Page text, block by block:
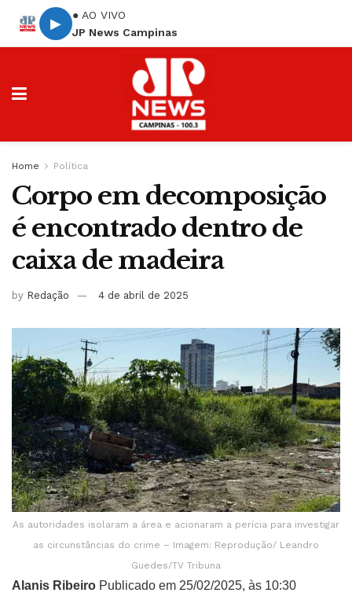
▶
● AO VIVO
JP News Campinas
Home Política
Corpo em decomposição
é encontrado dentro de
caixa de madeira
by Redação 4 de abril de 2025
As autoridades isolaram a área e acionaram a perícia para investigar
as circunstâncias do crime – Imagem: Reprodução/ Leandro
Guedes/TV Tribuna
Alanis Ribeiro Publicado em 25/02/2025, às 10:30